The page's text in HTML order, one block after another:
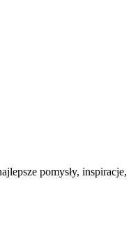
pomysły, inspiracje,